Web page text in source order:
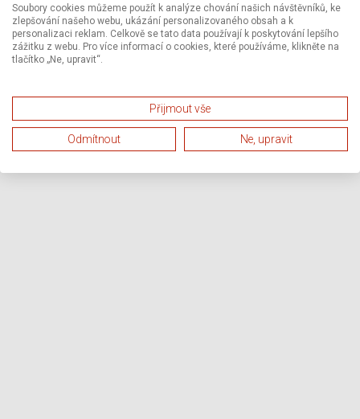
Soubory cookies můžeme použít k analýze chování našich návštěvníků, ke
zlepšování našeho webu, ukázání personalizovaného obsah a k
personalizaci reklam. Celkově se tato data používají k poskytování lepšího
zážitku z webu. Pro více informací o cookies, které používáme, klikněte na
tlačítko „Ne, upravit“.
Přijmout vše
Odmítnout Ne, upravit